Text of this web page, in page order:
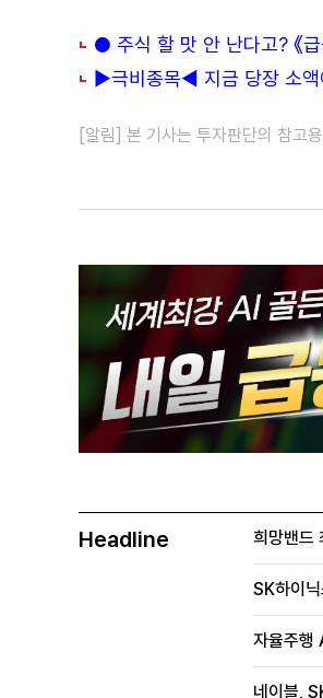
● 주식 할 맛 안 난다고? 《
▶극비종목◀ 지금 당장 소
[알림] 본 기사는 투자판단의 참고
Headline 희망밴드
SK하이
자율주행
네이블,